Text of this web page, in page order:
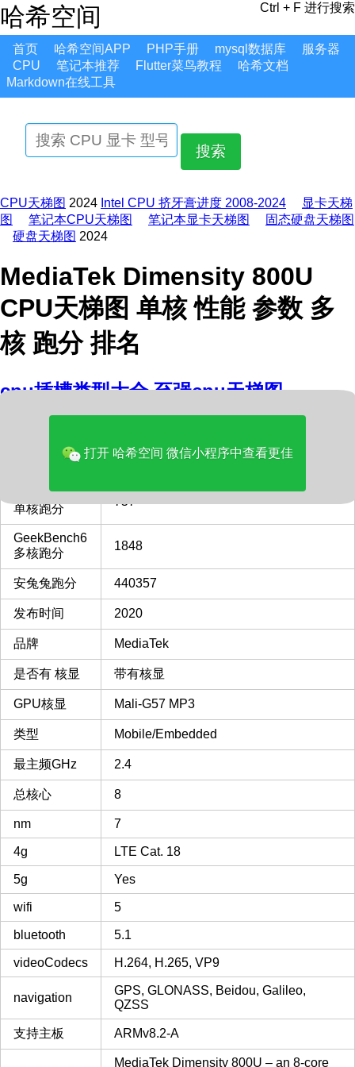
哈希空间 Ctrl + F 进行搜索
首页 哈希空间APP PHP手册 mysql数据库
服务器
CPU
笔记本推荐 Flutter菜鸟教程
哈希文档
Markdown在线工具
搜索
CPU天梯图 2024 Intel CPU 挤牙膏进度 2008-2024
显卡天梯
图
笔记本CPU天梯图 笔记本显卡天梯图
固态硬盘天梯图
硬盘天梯图 2024
MediaTek Dimensity 800U
CPU天梯图 单核 性能 参数 多
核 跑分 排名
cpu插槽类型大全 至强cpu天梯图
MediaTek Dimensity 800U
GeekBench6
单核跑分
757
GeekBench6
多核跑分
1848
安兔兔跑分 440357
发布时间 2020
品牌 MediaTek
是否有 核显 带有核显
GPU核显 Mali-G57 MP3
类型 Mobile/Embedded
最主频GHz 2.4
总核心 8
nm 7
4g LTE Cat. 18
5g Yes
wifi 5
bluetooth 5.1
videoCodecs H.264, H.265, VP9
navigation
GPS, GLONASS, Beidou, Galileo,
QZSS
支持主板 ARMv8.2-A
MediaTek Dimensity 800U – an 8-core
打开 哈希空间 微信小程序中查看更佳